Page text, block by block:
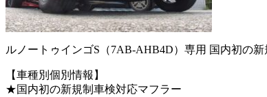
ルノートゥインゴS（7AB-AHB4D）専用 国内初の
【車種別個別情報】
★国内初の新規制車検対応マフラー